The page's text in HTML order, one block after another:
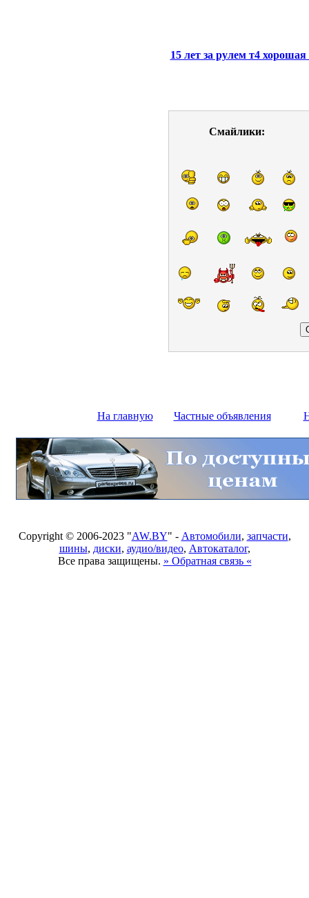
15 лет за рулем т4
Смайлики:
На главную Частные объявления
Copyright © 2006-2023 "AW.BY" - Автомобили, запчасти,
шины, диски, аудио/видео, Автокаталог,
Все права защищены. » Обратная связь «